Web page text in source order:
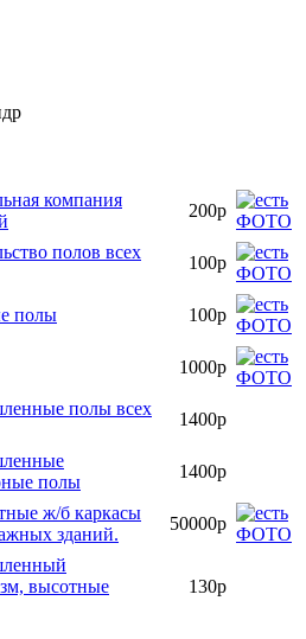
компания
200р
полов всех
100р
полы 100р
1000р
полы всех
1400р
полы
1400р
ж/б каркасы
зданий.
50000р
высотные
130р